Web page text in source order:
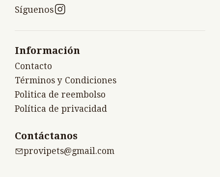
Síguenos
Información
Contacto
Términos y Condiciones
Politica de reembolso
Política de privacidad
Contáctanos
provipets@gmail.com